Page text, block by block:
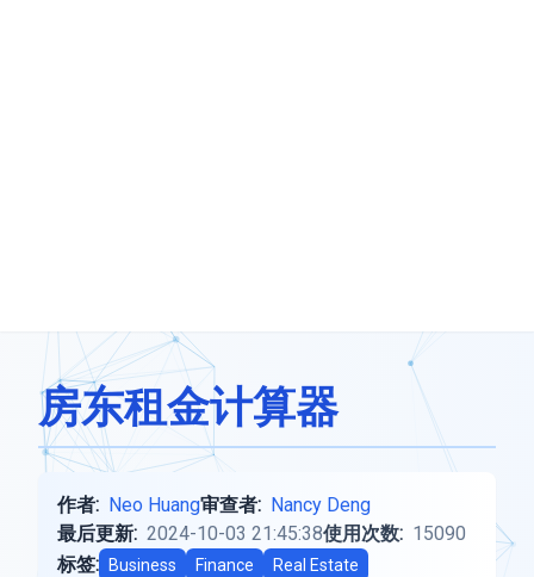
房东租金计算器
作者: Neo Huang审查者: Nancy Deng
最后更新: 2024-10-03 21:45:38使用次数: 15090
标签:
Business Finance Real Estate